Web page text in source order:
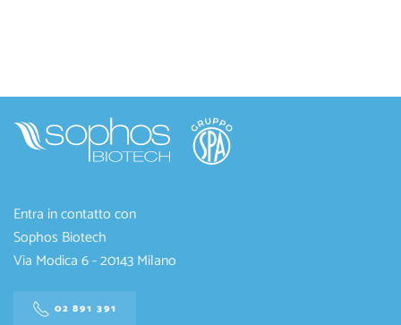
Entra in contatto con
Sophos Biotech
Via Modica 6 - 20143 Milano
02 891 391